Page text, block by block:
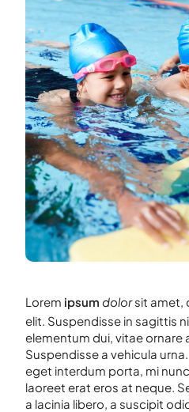
Lorem ipsum dolorsit amet,
elit. Suspendisse in sagittis
elementum dui, vitae ornare
Suspendisse a vehicula
eget interdum porta, mi
laoreet erat eros at neque.
a lacinia libero, a suscipit